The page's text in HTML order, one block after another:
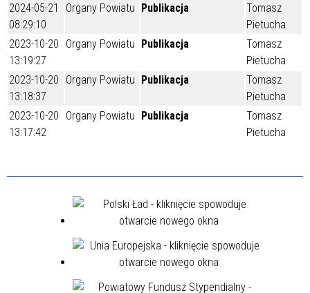
2024-05-21
08:29:10
Organy Powiatu Publikacja
Tomasz
Pietucha
2023-10-20
13:19:27
Organy Powiatu Publikacja
Tomasz
Pietucha
2023-10-20
13:18:37
Organy Powiatu Publikacja
Tomasz
Pietucha
2023-10-20
13:17:42
Organy Powiatu Publikacja
Tomasz
Pietucha